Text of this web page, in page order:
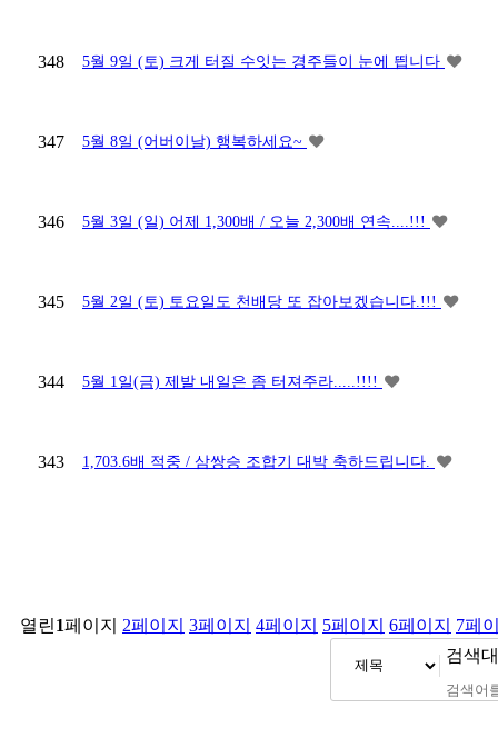
348 5월 9일 (토) 크게 터질 수잇는 경주들이 눈에 띕니다
347 5월 8일 (어버이날) 행복하세요~
346 5월 3일 (일) 어제 1,300배 / 오늘 2,300배 연속....!!!
345 5월 2일 (토) 토요일도 천배당 또 잡아보겠습니다.!!!
344 5월 1일(금) 제발 내일은 좀 터져주라.....!!!!
343 1,703.6배 적중 / 삼쌍승 조합기 대박 축하드립니다.
열린1페이지 2페이지 3페이지 4페이지 5페이지 6페이지 7페
검색